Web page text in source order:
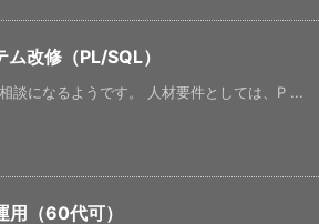
改修（PL/SQL）
談になるようです。 人材要件としては、P ...
用（60代可）